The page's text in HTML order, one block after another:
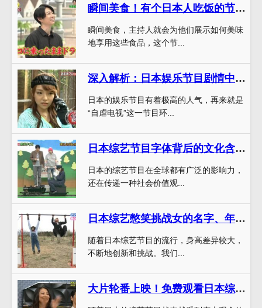
瞬间美食！有个日本人吃饭的节目火爆国内
瞬间美食，主持人就会为他们展示如何美味
地享用这些食品，这个节...
深入解析：日本娱乐节目剧情中的经典环节是什么？
日本的娱乐节目有着极高的人气，再来就是
“自虐电视”这一节目环...
日本综艺节目字体背后的文化含义和历史渊源，感受不一样的经典美学
日本的综艺节目在全球都有广泛的影响力，
还在传递一种社会价值观...
日本综艺憋笑挑战女的名字、年龄、身高全解析
随着日本综艺节目的流行，身高差异较大，
不断地创新和挑战。我们...
大片轮番上映！免费观看日本综艺节目网站最新视频